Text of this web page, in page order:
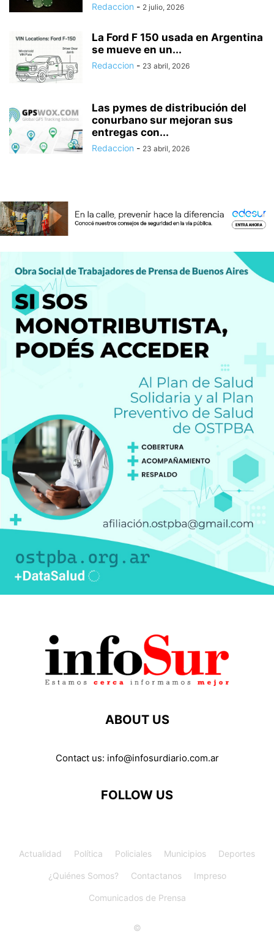
Redaccion - 2 julio, 2026
La Ford F 150 usada en Argentina
se mueve en un...
Redaccion - 23 abril, 2026
Las pymes de distribución del
conurbano sur mejoran sus
entregas con...
Redaccion - 23 abril, 2026
ABOUT US
Contact us: info@infosurdiario.com.ar
FOLLOW US
Actualidad Política Policiales Municipios Deportes
¿Quiénes Somos? Contactanos Impreso
Comunicados de Prensa
©